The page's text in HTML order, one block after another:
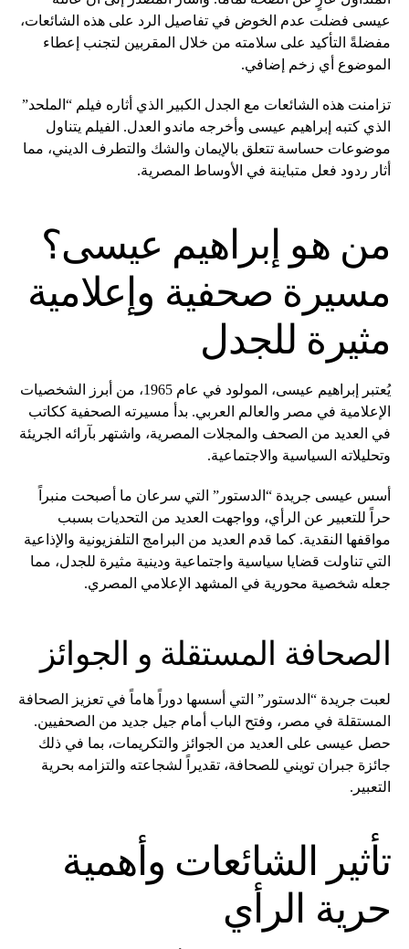
عيسى فضلت عدم الخوض في تفاصيل الرد على هذه الشائعات،
مفضلةً التأكيد على سلامته من خلال المقربين لتجنب إعطاء
الموضوع أي زخم إضافي.
تزامنت هذه الشائعات مع الجدل الكبير الذي أثاره فيلم “الملحد”
الذي كتبه إبراهيم عيسى وأخرجه ماندو العدل. الفيلم يتناول
موضوعات حساسة تتعلق بالإيمان والشك والتطرف الديني، مما
أثار ردود فعل متباينة في الأوساط المصرية.
من هو إبراهيم عيسى؟
مسيرة صحفية وإعلامية
مثيرة للجدل
يُعتبر إبراهيم عيسى، المولود في عام 1965، من أبرز الشخصيات
الإعلامية في مصر والعالم العربي. بدأ مسيرته الصحفية ككاتب
في العديد من الصحف والمجلات المصرية، واشتهر بآرائه الجريئة
وتحليلاته السياسية والاجتماعية.
أسس عيسى جريدة “الدستور” التي سرعان ما أصبحت منبراً
حراً للتعبير عن الرأي، وواجهت العديد من التحديات بسبب
مواقفها النقدية. كما قدم العديد من البرامج التلفزيونية والإذاعية
التي تناولت قضايا سياسية واجتماعية ودينية مثيرة للجدل، مما
جعله شخصية محورية في المشهد الإعلامي المصري.
الصحافة المستقلة و الجوائز
لعبت جريدة “الدستور” التي أسسها دوراً هاماً في تعزيز الصحافة
المستقلة في مصر، وفتح الباب أمام جيل جديد من الصحفيين.
حصل عيسى على العديد من الجوائز والتكريمات، بما في ذلك
جائزة جبران تويني للصحافة، تقديراً لشجاعته والتزامه بحرية
التعبير.
تأثير الشائعات وأهمية
حرية الرأي